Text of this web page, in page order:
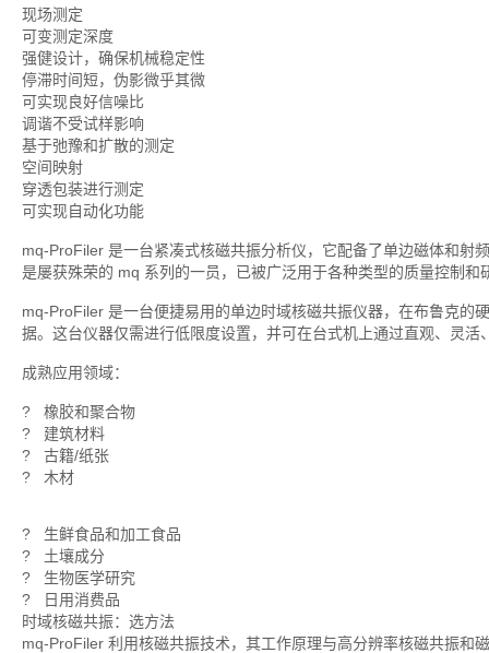
现场测定
可变测定深度
强健设计，确保机械稳定性
停滞时间短，伪影微乎其微
可实现良好信噪比
调谐不受试样影响
基于弛豫和扩散的测定
空间映射
穿透包装进行测定
可实现自动化功能
mq-ProFiler 是一台紧凑式核磁共振分析仪，它配备了单边磁体和射
是屡获殊荣的 mq 系列的一员，已被广泛用于各种类型的质量控制和
mq-ProFiler 是一台便捷易用的单边时域核磁共振仪器，在布鲁克的
据。这台仪器仅需进行低限度设置，并可在台式机上通过直观、灵活
成熟应用领域：
? 橡胶和聚合物
? 建筑材料
? 古籍/纸张
? 木材
? 生鲜食品和加工食品
? 土壤成分
? 生物医学研究
? 日用消费品
时域核磁共振：选方法
mq-ProFiler 利用核磁共振技术，其工作原理与高分辨率核磁共振和